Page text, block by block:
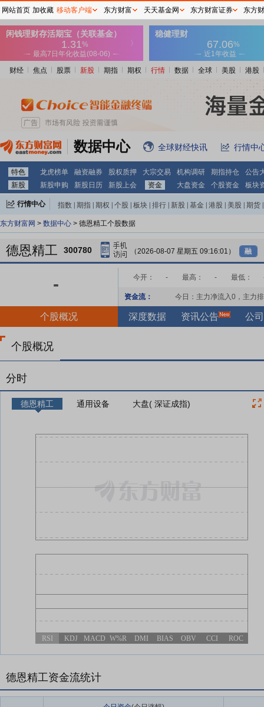
财经 焦点 股票 新股 期指 期权 行情 数据 全球 美股 港股
数据中心 全球财经快讯 行情中
特色 龙虎榜单 融资融券 股权质押 大宗交易 机构调研 期指持仓
公告
新股
新股申购 新股日历 新股上会 资金 大盘资金 个股资金 板块
行情中心 指数 期指 期权 个股 板块 排行 新股 基金 港股 美股 期货
东方财富网 > 数据中心 > 德恩精工个股数据
德恩精工 300780 （2026-08-07 星期五 09:16:01） 融
- 今开： - 最高： - 最低：
资金流： 今日：主力净流入0 ，主力
个股概况 深度数据 资讯公告 公
个股概况
分时
德恩精工 通用设备 大盘( 深证成指)
RSI KDJ MACD W%R DMI BIAS OBV CCI ROC
德恩精工资金流统计
网站首页 加收藏 移动客户端 东方财富 天天基金网 东方财富证券 东方